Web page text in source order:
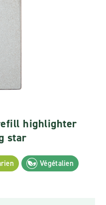
highlighter
star
Végétalien